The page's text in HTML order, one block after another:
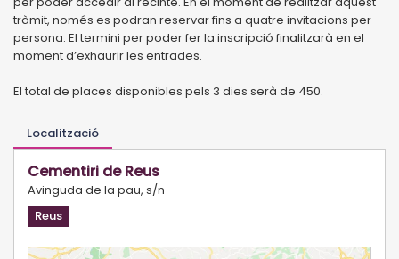
tràmit, només es podran reservar fins a quatre invitacions per
persona. El termini per poder fer la inscripció finalitzarà en el
moment d’exhaurir les entrades.
El total de places disponibles pels 3 dies serà de 450.
Localització
Cementiri de Reus
Avinguda de la pau, s/n
Reus